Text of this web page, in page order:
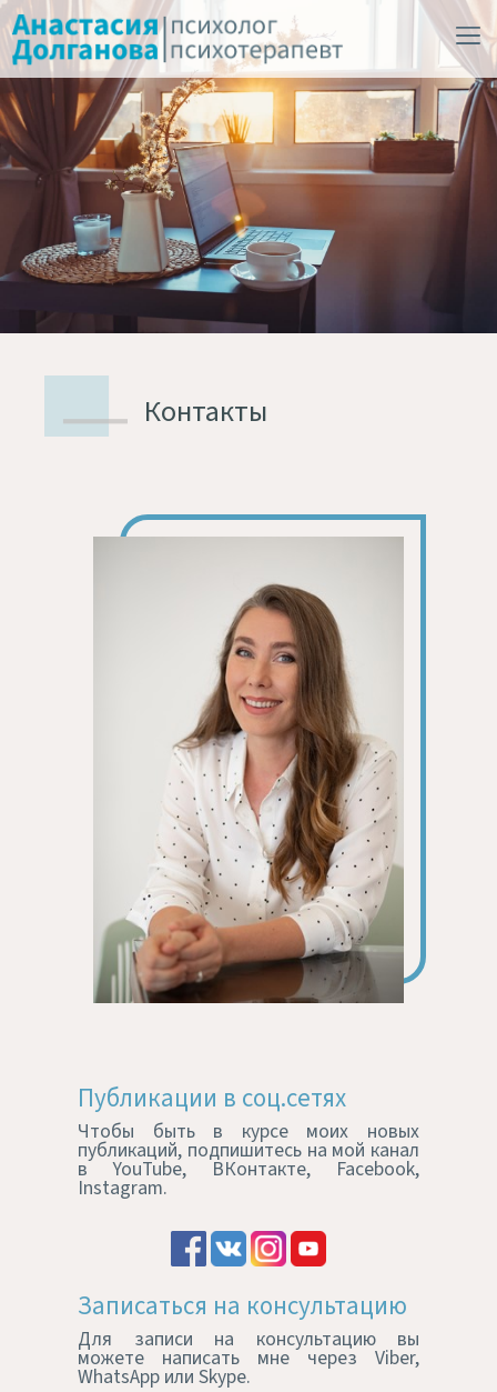
Контакты
Публикации в соц.сетях
Чтобы быть в курсе моих новых
публикаций, подпишитесь на мой канал
в YouTube, ВКонтакте, Facebook,
Instagram.
Записаться на консультацию
Для записи на консультацию вы
можете написать мне через Viber,
WhatsApp или Skype.